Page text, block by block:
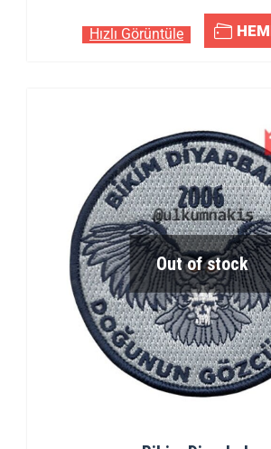
Hızlı Görüntüle
Out of stock